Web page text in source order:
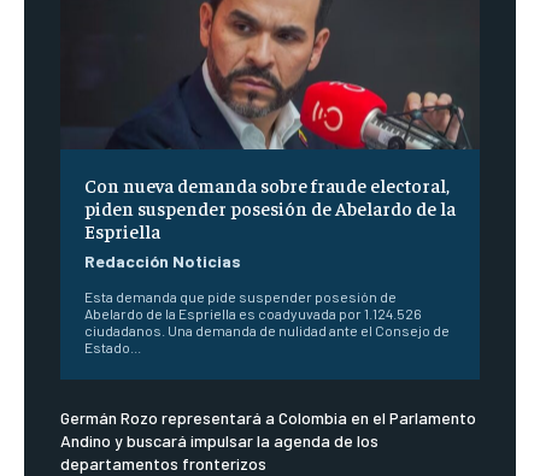
Con nueva demanda sobre fraude electoral,
piden suspender posesión de Abelardo de la
Espriella
Redacción Noticias
Esta demanda que pide suspender posesión de
Abelardo de la Espriella es coadyuvada por 1.124.526
ciudadanos. Una demanda de nulidad ante el Consejo de
Estado...
Germán Rozo representará a Colombia en el Parlamento
Andino y buscará impulsar la agenda de los
departamentos fronterizos